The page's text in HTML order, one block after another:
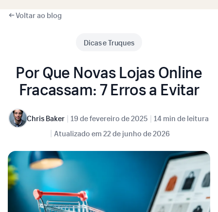
Voltar ao blog
Dicas e Truques
Por Que Novas Lojas Online
Fracassam: 7 Erros a Evitar
Chris Baker | 19 de fevereiro de 2025 | 14 min de leitura
| Atualizado em 22 de junho de 2026